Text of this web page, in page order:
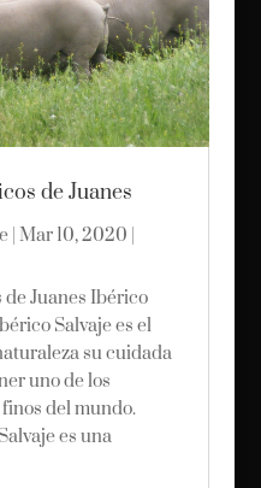
de Juanes
| Mar 10, 2020
Juanes Ibérico
Salvaje es el
su cuidada
uno de los
del mundo.
es una